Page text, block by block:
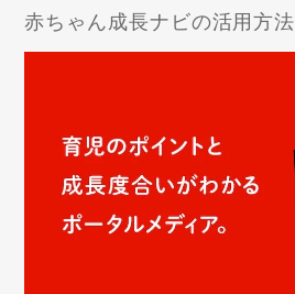
赤ちゃん成長ナビの活用方法